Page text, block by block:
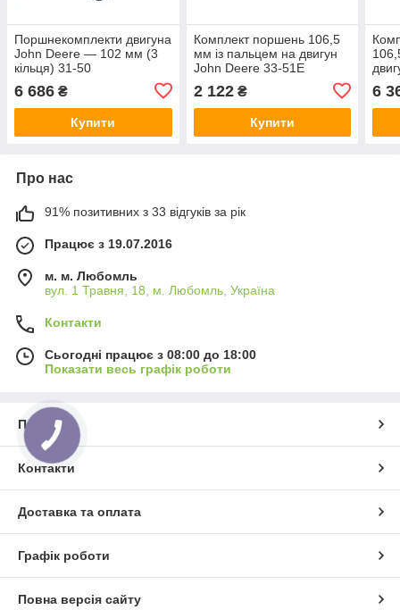
Поршнекомплекти двигуна
John Deere — 102 мм (3
кільця) 31-50
6 686 ₴
Купити
Комплект поршень 106,5
мм із пальцем на двигун
John Deere 33-51E
2 122₴
Купити
6
Про нас
91% позитивних з 33 відгуків за рік
Працює з 19.07.2016
м. м. Любомль
вул. 1 Травня, 18, м. Любомль, Україна
Контакти
Сьогодні працює з 08:00 до 18:00
Показати весь графік роботи
Про нас
Контакти
Доставка та оплата
Графік роботи
Повна версія сайту